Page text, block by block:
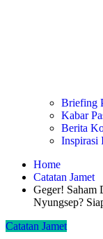
Briefing
Kabar
Berita
Inspirasi
Home
Catatan Jamet
Geger! Saham
Nyungsep?
Catatan Jamet